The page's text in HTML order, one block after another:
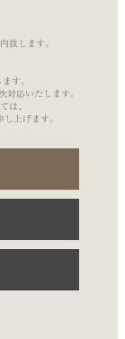
致します。
す。
対応いたします。
は、
上げます。